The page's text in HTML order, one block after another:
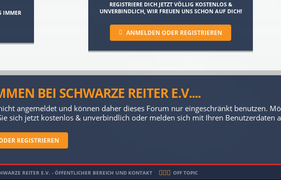
IMMER
REGISTRIERE DICH JETZT VÖLLIG KOSTENLOS &
UNVERBINDLICH, WIR FREUEN UNS SCHON AUF DICH!
ANMELDEN ODER REGISTRIEREN
BEI SCHWARZE REITER E.V....
angemeldet und können daher dieses Forum nur eingeschränkt benutzen.
sich jetzt kostenlos & unverbindlich oder melden sich mit Ihren Benutzerdaten
REGISTRIEREN
REITER E.V. - ÖFFENTLICHER BEREICH UND KONTAKT OFF TOPIC